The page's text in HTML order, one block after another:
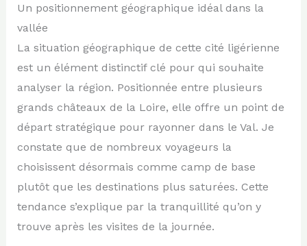
Un positionnement géographique idéal dans la
vallée
La situation géographique de cette cité ligérienne
est un élément distinctif clé pour qui souhaite
analyser la région. Positionnée entre plusieurs
grands châteaux de la Loire, elle offre un point de
départ stratégique pour rayonner dans le Val. Je
constate que de nombreux voyageurs la
choisissent désormais comme camp de base
plutôt que les destinations plus saturées. Cette
tendance s’explique par la tranquillité qu’on y
trouve après les visites de la journée.